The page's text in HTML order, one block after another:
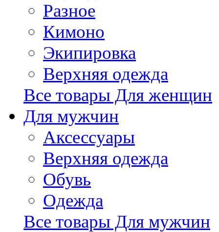
Разное
Кимоно
Экипировка
Верхняя одежда
Все товары Для женщин
Для мужчин
Аксессуары
Верхняя одежда
Обувь
Одежда
Все товары Для мужчин